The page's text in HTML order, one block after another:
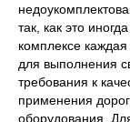
так, как это
комплексе
для выполнения
требования к
применения
оборудования.